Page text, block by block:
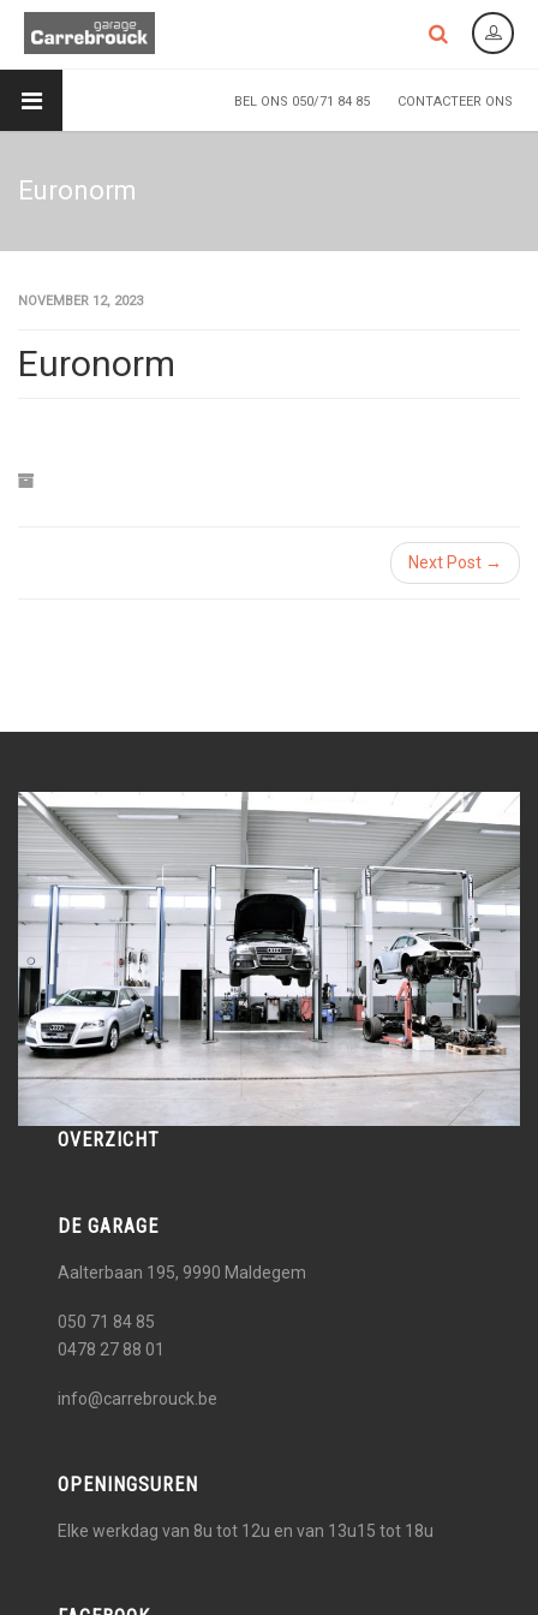
BEL ONS 050/71 84 85 CONTACTEER ONS
Euronorm
NOVEMBER 12, 2023
Euronorm
Next Post →
OVERZICHT
DE GARAGE
Aalterbaan 195, 9990 Maldegem
050 71 84 85
0478 27 88 01
info@carrebrouck.be
OPENINGSUREN
Elke werkdag van 8u tot 12u en van 13u15 tot 18u